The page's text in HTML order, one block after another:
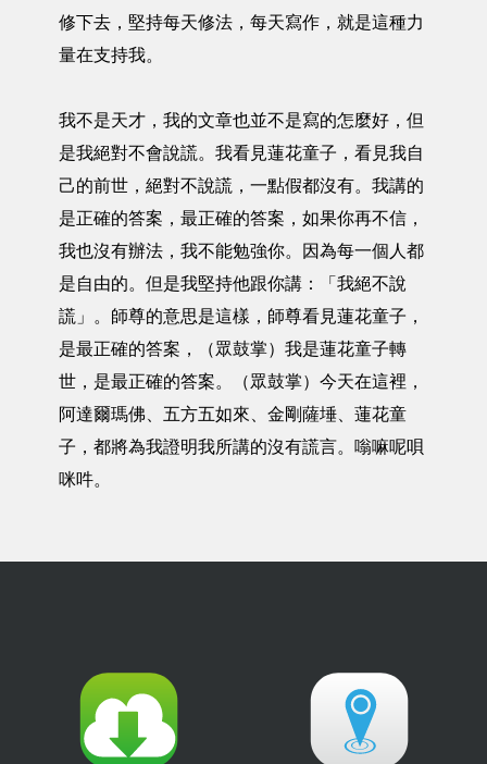
修下去，堅持每天修法，每天寫作，就是這種力
量在支持我。
我不是天才，我的文章也並不是寫的怎麼好，但
是我絕對不會說謊。我看見蓮花童子，看見我自
己的前世，絕對不說謊，一點假都沒有。我講的
是正確的答案，最正確的答案，如果你再不信，
我也沒有辦法，我不能勉強你。因為每一個人都
是自由的。但是我堅持他跟你講：「我絕不說
謊」。師尊的意思是這樣，師尊看見蓮花童子，
是最正確的答案，（眾鼓掌）我是蓮花童子轉
世，是最正確的答案。（眾鼓掌）今天在這裡，
阿達爾瑪佛、五方五如來、金剛薩埵、蓮花童
子，都將為我證明我所講的沒有謊言。嗡嘛呢唄
咪吽。